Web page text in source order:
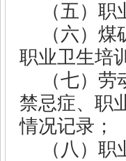
（五）
（六）
职业卫生培
（七）
禁忌症、职
情况记录；
（八）